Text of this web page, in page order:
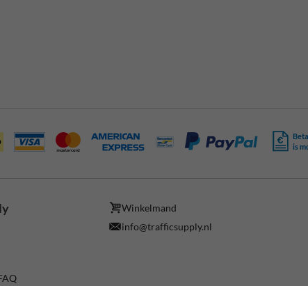
is
Winkelmand
info@trafficsupply.nl